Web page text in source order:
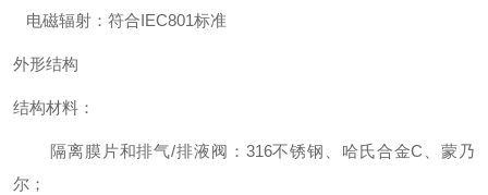
电磁辐射：符合IEC801标准
外形结构
结构材料：
隔离膜片和排气/排液阀：316不锈钢、哈氏合金C、蒙乃
尔；